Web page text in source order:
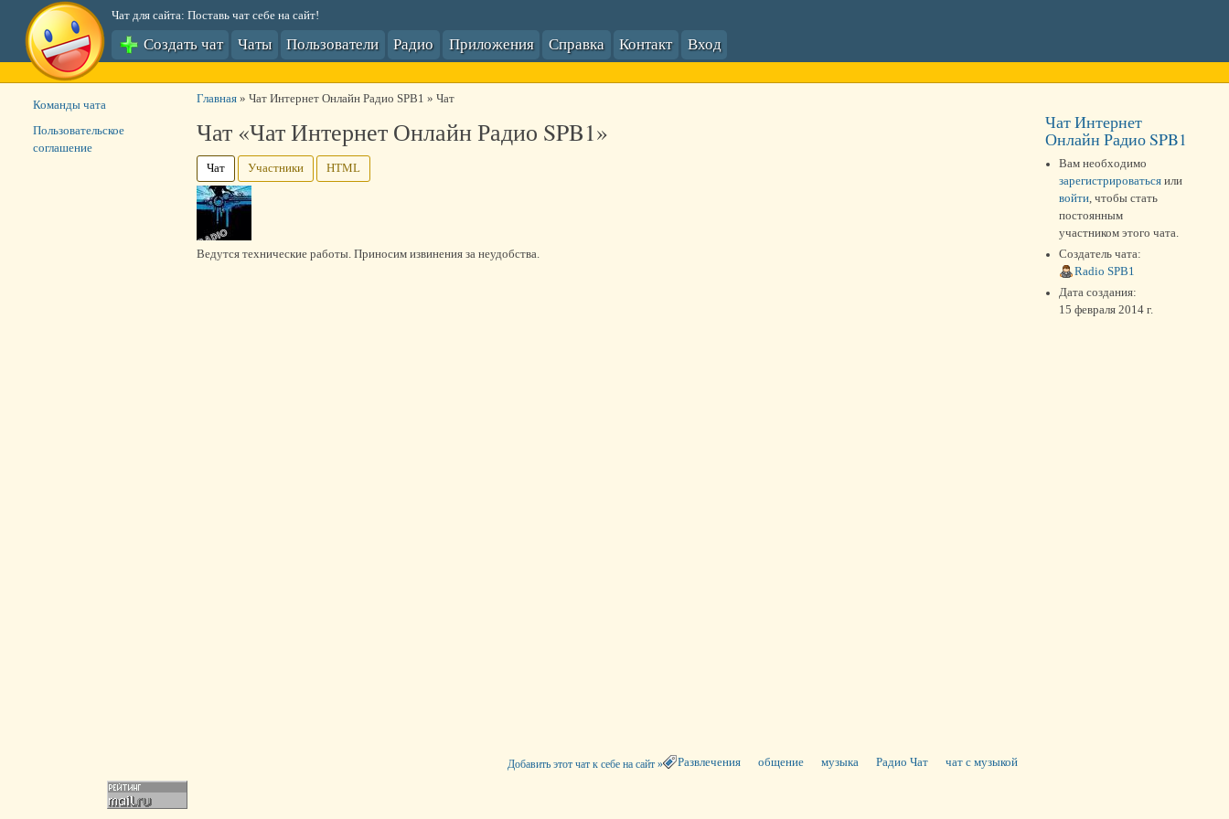
Чат для сайта: Поставь чат себе на сайт!
Создать чат Чаты Пользователи Радио Приложения Справка Контакт Вход
Главная» Чат Интернет Онлайн Радио SPB1 » Чат
Чат «Чат Интернет Онлайн Радио SPB1»
Чат Участники HTML
Развлечения общение музыка Радио Чат чат с музыкой
Добавить этот чат к себе на сайт »
Команды чата
Пользовательское
соглашение
Чат Интернет
Онлайн Радио SPB1
Вам необходимо
зарегистрироваться или
войти, чтобы стать
постоянным
участником этого чата.
Создатель чата:
Radio SPB1
Дата создания:
15 февраля 2014 г.